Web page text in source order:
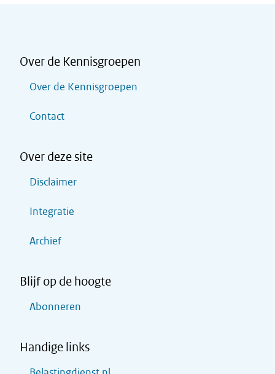
Over de Kennisgroepen
Over de Kennisgroepen
Contact
Over deze site
Disclaimer
Integratie
Archief
Blijf op de hoogte
Abonneren
Handige links